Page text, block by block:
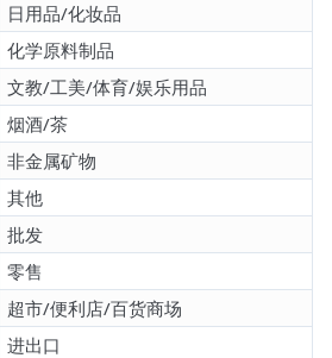
日用品/化妆品
化学原料制品
文教/工美/体育/娱乐用品
烟酒/茶
非金属矿物
其他
批发
零售
超市/便利店/百货商场
进出口